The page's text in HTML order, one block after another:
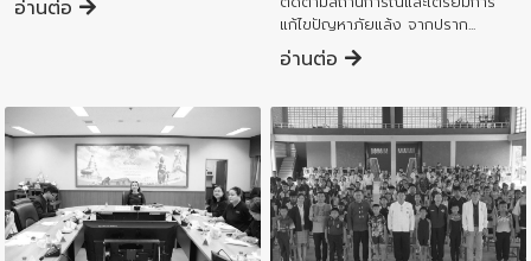
อ่านต่อ
แก้ไขปัญหาภัยแล้ง จากปราก...
อ่านต่อ
ข่าวสารจังหวัด